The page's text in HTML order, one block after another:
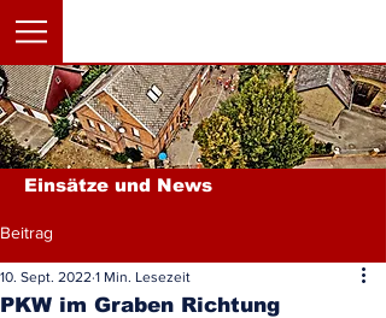
Einsätze und News
Beitrag
PKW im Graben Richtung
10. Sept. 2022 1 Min. Lesezeit